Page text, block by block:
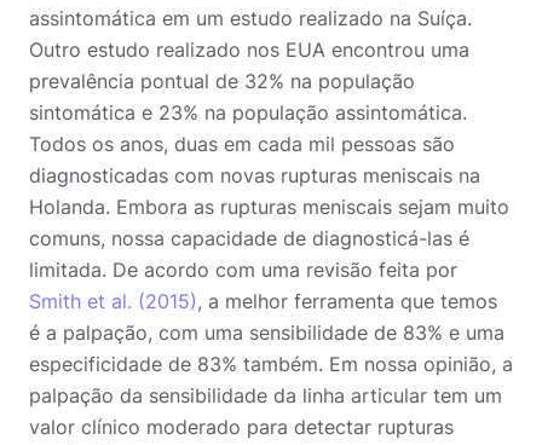
assintomática em um estudo realizado na Suíça.
Outro estudo realizado nos EUA encontrou uma
prevalência pontual de 32% na população
sintomática e 23% na população assintomática.
Todos os anos, duas em cada mil pessoas são
diagnosticadas com novas rupturas meniscais na
Holanda. Embora as rupturas meniscais sejam muito
comuns, nossa capacidade de diagnosticá-las é
limitada. De acordo com uma revisão feita por
Smith et al. (2015), a melhor ferramenta que temos
é a palpação, com uma sensibilidade de 83% e uma
especificidade de 83% também. Em nossa opinião, a
palpação da sensibilidade da linha articular tem um
valor clínico moderado para detectar rupturas